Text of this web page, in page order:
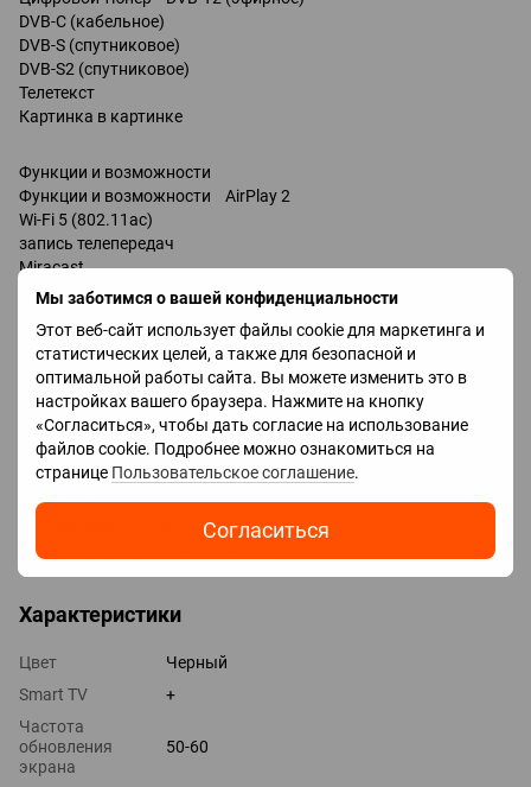
Мы заботимся о вашей конфиденциальности
Этот веб-сайт использует файлы cookie для маркетинга и
статистических целей, а также для безопасной и
оптимальной работы сайта. Вы можете изменить это в
настройках вашего браузера. Нажмите на кнопку
«Согласиться», чтобы дать согласие на использование
файлов cookie. Подробнее можно ознакомиться на
странице Пользовательское соглашение.
Согласиться
DVB-C (кабельное)
DVB-S (спутниковое)
DVB-S2 (спутниковое)
Телетекст
Картинка в картинке
Функции и возможности
Функции и возможности AirPlay 2
Wi-Fi 5 (802.11ac)
запись телепередач
Miracast
Bluetooth v 5.0
управление голосом
мультимедийный (аэропульт)
Amazon Alexa
Google Assistant
Разъемы
Входы USB
LAN
HDMI 3 шт
Выходы коаксиальный (SPDIF)
Характеристики
Цвет
Черный
Smart TV
+
Частота
обновления
экрана
50-60